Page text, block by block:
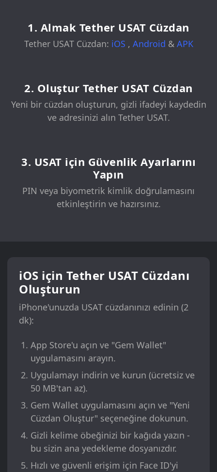
1. Almak Tether USAT Cüzdan
Tether USAT Cüzdan: iOS , Android & APK
2. Oluştur Tether USAT Cüzdan
Yeni bir cüzdan oluşturun, gizli ifadeyi kaydedin
ve adresinizi alın Tether USAT.
3. USAT için Güvenlik Ayarlarını
Yapın
PIN veya biyometrik kimlik doğrulamasını
etkinleştirin ve hazırsınız.
iOS için Tether USAT Cüzdanı
Oluşturun
iPhone'unuzda USAT cüzdanınızı edinin (2
dk):
App Store'u açın ve "Gem Wallet"
uygulamasını arayın.
Uygulamayı indirin ve kurun (ücretsiz ve
50 MB'tan az).
Gem Wallet uygulamasını açın ve "Yeni
Cüzdan Oluştur" seçeneğine dokunun.
Gizli kelime öbeğinizi bir kağıda yazın -
bu sizin ana yedekleme dosyanızdır.
Hızlı ve güvenli erişim için Face ID'yi